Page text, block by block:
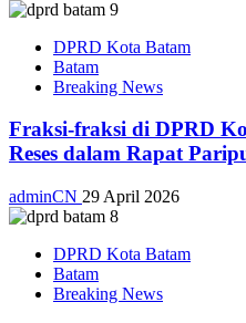
DPRD Kota Batam
Batam
Breaking News
Fraksi-fraksi di DPRD
Reses dalam Rapat
adminCN 29 April 2026
DPRD Kota Batam
Batam
Breaking News